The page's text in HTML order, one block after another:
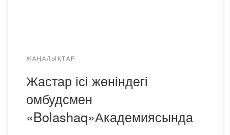
ЖАҢАЛЫҚТАР
Жастар ісі жөніндегі
омбудсмен
«Bolashaq»Академиясында